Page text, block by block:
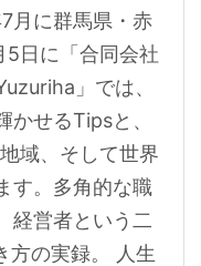
月に群馬県・赤
日に「合同会社
」では、
かせるTipsと、
域、そして世界
す。多角的な職
経営者という二
方の実録。 人生